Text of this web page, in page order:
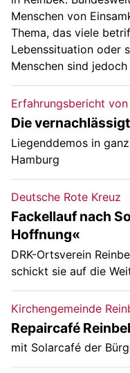
Menschen von
Thema, das viele
Lebenssituation oder
Menschen sind
Erfahrungsbericht
Die
Liegenddemos in
Hamburg
Deutsche Rote Kreuz
Fackellauf nach
Hoffnung«
DRK-Ortsverein
schickt sie auf die
Kirchengemeinde
Repaircafé
mit Solarcafé der